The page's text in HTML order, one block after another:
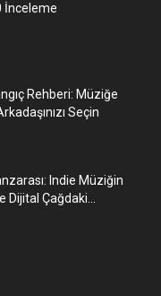
İnceleme
Rehberi: Müziğe
Seçin
Indie Müziğin
Dijital Çağdaki...